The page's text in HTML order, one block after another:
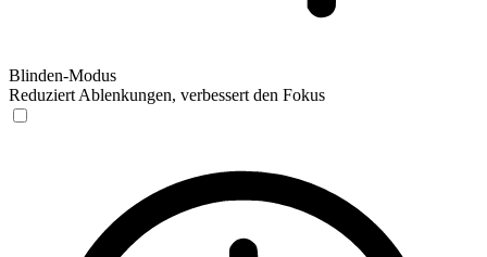
Blinden-Modus
Reduziert Ablenkungen, verbessert den Fokus